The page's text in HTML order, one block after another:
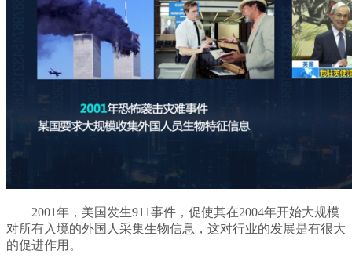
2001年，美国发生911事件，促使其在2004年开始大规模
对所有入境的外国人采集生物信息，这对行业的发展是有很大
的促进作用。